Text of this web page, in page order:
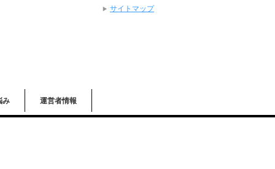
み 運営者情報
サイトマップ